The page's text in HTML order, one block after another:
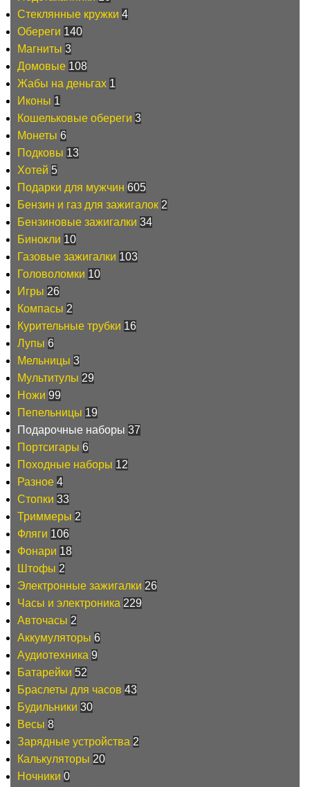
Стеклянные кружки 4
Обереги 140
Магниты 3
Домовые 108
Жабы на деньгах 1
Иконы 1
Кошельковые обереги 3
Монеты 6
Подковы 13
Хотей 5
Подарки для мужчин 605
Бензин и газ для зажигалок 2
Бензиновые зажигалки 34
Бинокли 10
Газовые зажигалки 103
Головоломки 10
Игры 26
Компасы 2
Курительные трубки 16
Лупы 6
Мельницы 3
Мультитулы 29
Ножи 99
Пепельницы 19
Подарочные наборы 37
Портсигары 6
Походные наборы 12
Разное 4
Стопки 33
Триммеры 2
Фляги 106
Фонари 18
Штофы 2
Электронные зажигалки 26
Часы и электроника 229
Авточасы 2
Аккумуляторы 6
Аудиотехника 9
Батарейки 52
Браслеты для часов 43
Будильники 30
Весы 8
Зарядные устройства 2
Калькуляторы 20
Ночники 0